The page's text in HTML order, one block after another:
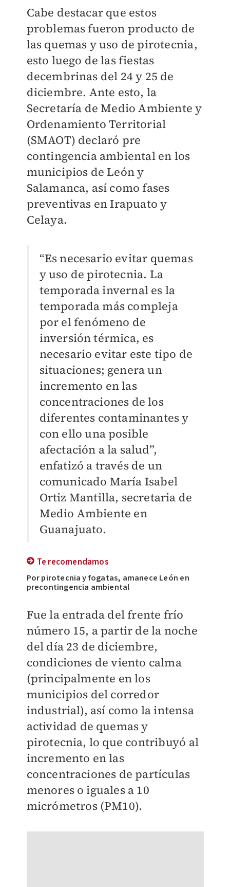
Cabe destacar que estos
problemas fueron producto de
las quemas y uso de pirotecnia,
esto luego de las fiestas
decembrinas del 24 y 25 de
diciembre. Ante esto, la
Secretaría de Medio Ambiente y
Ordenamiento Territorial
(SMAOT) declaró pre
contingencia ambiental en los
municipios de León y
Salamanca, así como fases
preventivas en Irapuato y
Celaya.
“Es necesario evitar quemas
y uso de pirotecnia. La
temporada invernal es la
temporada más compleja
por el fenómeno de
inversión térmica, es
necesario evitar este tipo de
situaciones; genera un
incremento en las
concentraciones de los
diferentes contaminantes y
con ello una posible
afectación a la salud”,
enfatizó a través de un
comunicado María Isabel
Ortiz Mantilla, secretaria de
Medio Ambiente en
Guanajuato.
Te recomendamos
Por pirotecnia y fogatas, amanece León en
precontingencia ambiental
Fue la entrada del frente frío
número 15, a partir de la noche
del día 23 de diciembre,
condiciones de viento calma
(principalmente en los
municipios del corredor
industrial), así como la intensa
actividad de quemas y
pirotecnia, lo que contribuyó al
incremento en las
concentraciones de partículas
menores o iguales a 10
micrómetros (PM10).